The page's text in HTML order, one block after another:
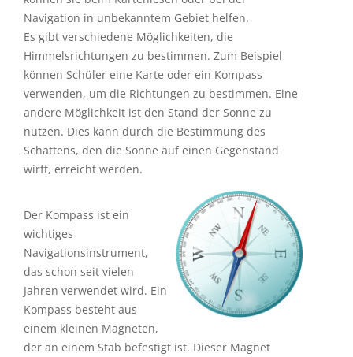
Navigation in unbekanntem Gebiet helfen.
Es gibt verschiedene Möglichkeiten, die
Himmelsrichtungen zu bestimmen. Zum Beispiel
können Schüler eine Karte oder ein Kompass
verwenden, um die Richtungen zu bestimmen. Eine
andere Möglichkeit ist den Stand der Sonne zu
nutzen. Dies kann durch die Bestimmung des
Schattens, den die Sonne auf einen Gegenstand
wirft, erreicht werden.
Der Kompass ist ein
wichtiges
Navigationsinstrument,
das schon seit vielen
Jahren verwendet wird. Ein
Kompass besteht aus
einem kleinen Magneten,
der an einem Stab befestigt ist. Dieser Magnet